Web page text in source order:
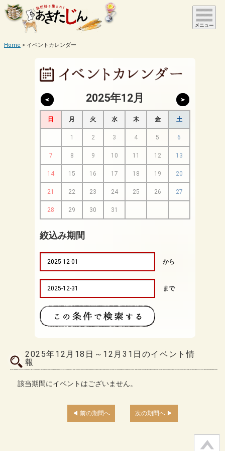
Home イベントカレンダー
2025年12月
日 月 火 水 木 金 土
1 2 3 4 5 6
7 8 9 10 11 12 13
14 15 16 17 18 19 20
21 22 23 24 25 26 27
28 29 30 31
絞込み期間
から
まで
2025年12月18日～12月31日のイベント情
報
該当期間にイベントはございません。
前の期間へ 次の期間へ